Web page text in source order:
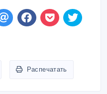
Распечатать